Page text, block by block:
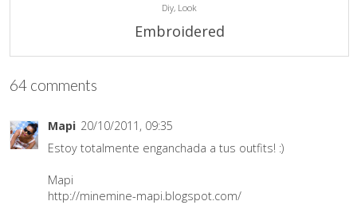
Diy, Look
Embroidered
64 comments
Mapi 20/10/2011, 09:35
Estoy totalmente enganchada a tus outfits! :)
Mapi
http://minemine-mapi.blogspot.com/